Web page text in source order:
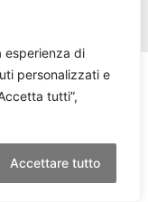
esperienza di
personalizzati e
tutti”,
Accettare tutto